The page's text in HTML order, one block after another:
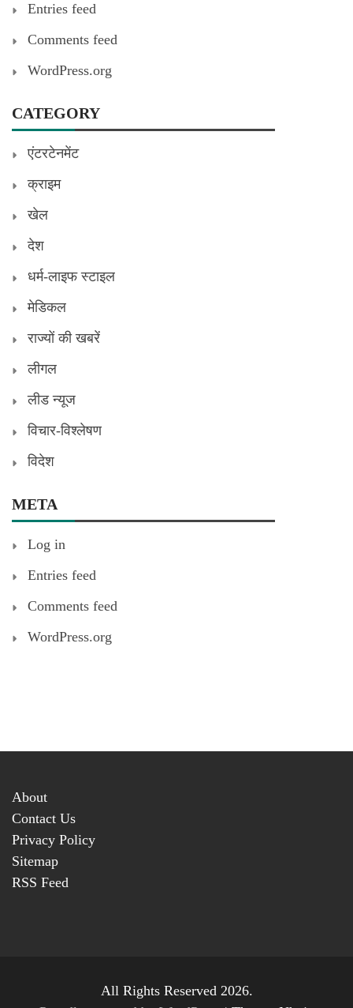
Entries feed
Comments feed
WordPress.org
CATEGORY
एंटरटेनमेंट
क्राइम
खेल
देश
धर्म-लाइफ स्टाइल
मेडिकल
राज्यों की खबरें
लीगल
लीड न्यूज
विचार-विश्लेषण
विदेश
META
Log in
Entries feed
Comments feed
WordPress.org
About
Contact Us
Privacy Policy
Sitemap
RSS Feed
All Rights Reserved 2026.